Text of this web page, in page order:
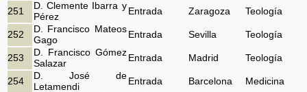
251
D. Clemente Ibarra y
Pérez
Entrada Zaragoza Teología
252
D. Francisco Mateos
Gago
Entrada Sevilla Teología
253
D. Francisco Gómez
Salazar
Entrada Madrid Teología
254
D. José de
Letamendi
Entrada Barcelona
Medicina